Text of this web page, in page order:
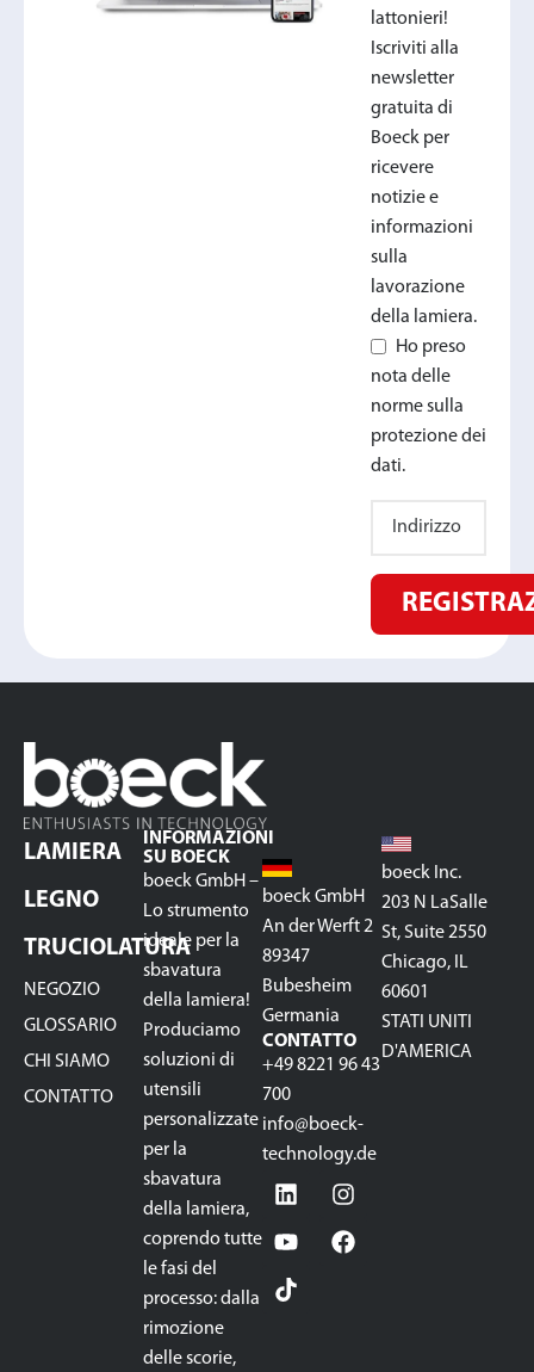
lattonieri!
Iscriviti alla
newsletter
gratuita di
Boeck per
ricevere
notizie e
informazioni
sulla
lavorazione
della lamiera.
Ho preso
nota delle
norme sulla
protezione dei
dati.
LAMIERA
LEGNO
TRUCIOLATURA
NEGOZIO
GLOSSARIO
CHI SIAMO
CONTATTO
INFORMAZIONI
SU BOECK
boeck GmbH –
Lo strumento
ideale per la
sbavatura
della lamiera!
Produciamo
soluzioni di
utensili
personalizzate
per la
sbavatura
della lamiera,
coprendo tutte
le fasi del
processo: dalla
rimozione
delle scorie,
boeck GmbH
An der Werft 2
89347
Bubesheim
Germania
CONTATTO
+49 8221 96 43
700
info@boeck-
technology.de
boeck Inc.
203 N LaSalle
St, Suite 2550
Chicago, IL
60601
STATI UNITI
D'AMERICA